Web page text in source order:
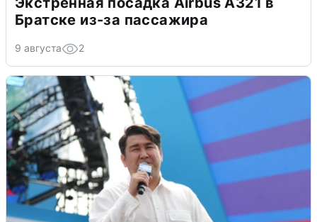
Братске из-за пассажира
9 августа 2